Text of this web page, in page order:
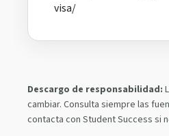
visa/
Descargo de responsabilidad:
cambiar. Consulta siempre las
contacta con Student Success si